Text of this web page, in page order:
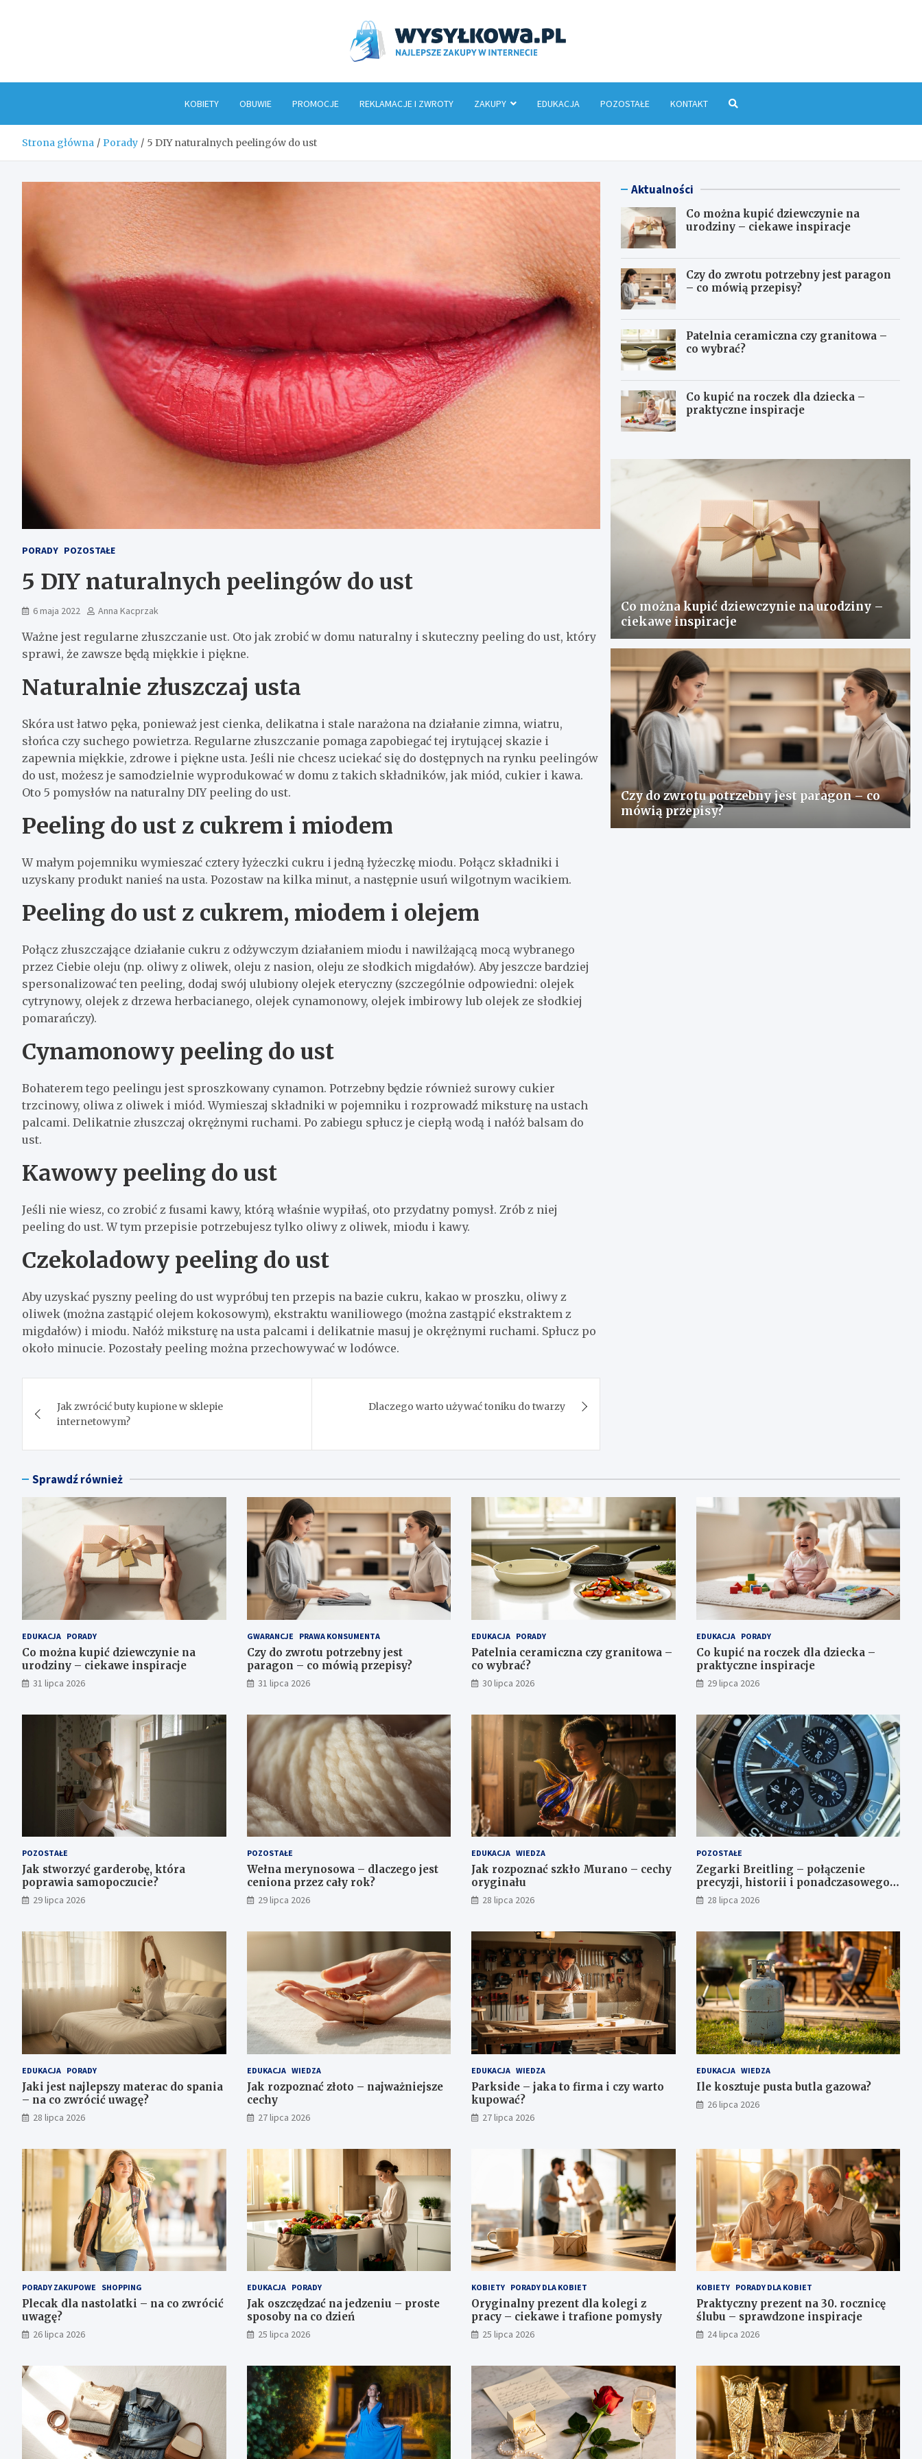
KOBIETY OBUWIE PROMOCJE REKLAMACJE I ZWROTY ZAKUPY EDUKACJA POZOSTAŁE KONTAKT
Strona główna Porady 5 DIY naturalnych peelingów do ust
PORADY POZOSTAŁE
5 DIY naturalnych peelingów do ust
6 maja 2022 Anna Kacprzak
Ważne jest regularne złuszczanie ust. Oto jak zrobić w domu naturalny i skuteczny peeling do ust, który
sprawi, że zawsze będą miękkie i piękne.
Naturalnie złuszczaj usta
Skóra ust łatwo pęka, ponieważ jest cienka, delikatna i stale narażona na działanie zimna, wiatru,
słońca czy suchego powietrza. Regularne złuszczanie pomaga zapobiegać tej irytującej skazie i
zapewnia miękkie, zdrowe i piękne usta. Jeśli nie chcesz uciekać się do dostępnych na rynku peelingów
do ust, możesz je samodzielnie wyprodukować w domu z takich składników, jak miód, cukier i kawa.
Oto 5 pomysłów na naturalny DIY peeling do ust.
Peeling do ust z cukrem i miodem
W małym pojemniku wymieszać cztery łyżeczki cukru i jedną łyżeczkę miodu. Połącz składniki i
uzyskany produkt nanieś na usta. Pozostaw na kilka minut, a następnie usuń wilgotnym wacikiem.
Peeling do ust z cukrem, miodem i olejem
Połącz złuszczające działanie cukru z odżywczym działaniem miodu i nawilżającą mocą wybranego
przez Ciebie oleju (np. oliwy z oliwek, oleju z nasion, oleju ze słodkich migdałów). Aby jeszcze bardziej
spersonalizować ten peeling, dodaj swój ulubiony olejek eteryczny (szczególnie odpowiedni: olejek
cytrynowy, olejek z drzewa herbacianego, olejek cynamonowy, olejek imbirowy lub olejek ze słodkiej
pomarańczy).
Cynamonowy peeling do ust
Bohaterem tego peelingu jest sproszkowany cynamon. Potrzebny będzie również surowy cukier
trzcinowy, oliwa z oliwek i miód. Wymieszaj składniki w pojemniku i rozprowadź miksturę na ustach
palcami. Delikatnie złuszczaj okrężnymi ruchami. Po zabiegu spłucz je ciepłą wodą i nałóż balsam do
ust.
Kawowy peeling do ust
Jeśli nie wiesz, co zrobić z fusami kawy, którą właśnie wypiłaś, oto przydatny pomysł. Zrób z niej
peeling do ust. W tym przepisie potrzebujesz tylko oliwy z oliwek, miodu i kawy.
Czekoladowy peeling do ust
Aby uzyskać pyszny peeling do ust wypróbuj ten przepis na bazie cukru, kakao w proszku, oliwy z
oliwek (można zastąpić olejem kokosowym), ekstraktu waniliowego (można zastąpić ekstraktem z
migdałów) i miodu. Nałóż miksturę na usta palcami i delikatnie masuj je okrężnymi ruchami. Spłucz po
około minucie. Pozostały peeling można przechowywać w lodówce.
wpisu
Jak zwrócić buty kupione w sklepie
internetowym?
Dlaczego warto używać toniku do twarzy
Aktualności
Co można kupić dziewczynie na
urodziny – ciekawe inspiracje
Czy do zwrotu potrzebny jest paragon
– co mówią przepisy?
Patelnia ceramiczna czy granitowa –
co wybrać?
Co kupić na roczek dla dziecka –
praktyczne inspiracje
Co można kupić dziewczynie na urodziny –
ciekawe inspiracje
Czy do zwrotu potrzebny jest paragon – co
mówią przepisy?
Sprawdź również
EDUKACJA PORADY
Co można kupić dziewczynie na
urodziny – ciekawe inspiracje
31 lipca 2026
GWARANCJE PRAWA KONSUMENTA
Czy do zwrotu potrzebny jest
paragon – co mówią przepisy?
31 lipca 2026
EDUKACJA PORADY
Patelnia ceramiczna czy granitowa –
co wybrać?
30 lipca 2026
EDUKACJA PORADY
Co kupić na roczek dla dziecka –
praktyczne inspiracje
29 lipca 2026
POZOSTAŁE
Jak stworzyć garderobę, która
poprawia samopoczucie?
29 lipca 2026
POZOSTAŁE
Wełna merynosowa – dlaczego jest
ceniona przez cały rok?
29 lipca 2026
EDUKACJA WIEDZA
Jak rozpoznać szkło Murano – cechy
oryginału
28 lipca 2026
POZOSTAŁE
Zegarki Breitling – połączenie
precyzji, historii i ponadczasowego
stylu28 lipca 2026
EDUKACJA PORADY
Jaki jest najlepszy materac do spania
– na co zwrócić uwagę?
28 lipca 2026
EDUKACJA WIEDZA
Jak rozpoznać złoto – najważniejsze
cechy
27 lipca 2026
EDUKACJA WIEDZA
Parkside – jaka to firma i czy warto
kupować?
27 lipca 2026
EDUKACJA WIEDZA
Ile kosztuje pusta butla gazowa?
26 lipca 2026
PORADY ZAKUPOWE SHOPPING
Plecak dla nastolatki – na co zwrócić
uwagę?
26 lipca 2026
EDUKACJA PORADY
Jak oszczędzać na jedzeniu – proste
sposoby na co dzień
25 lipca 2026
KOBIETY PORADY DLA KOBIET
Oryginalny prezent dla kolegi z
pracy – ciekawe i trafione pomysły
25 lipca 2026
KOBIETY PORADY DLA KOBIET
Praktyczny prezent na 30. rocznicę
ślubu – sprawdzone inspiracje
24 lipca 2026